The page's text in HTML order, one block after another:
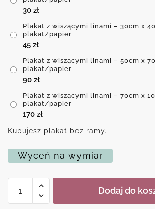
30 zł
Plakat z wiszącymi linami – 30cm x
plakat/papier
45 zł
Plakat z wiszącymi linami – 50cm x
plakat/papier
90 zł
Plakat z wiszącymi linami – 70cm x
plakat/papier
170 zł
Kupujesz plakat bez ramy.
Wyceń na wymiar
ilość
Plakat
Dodaj do